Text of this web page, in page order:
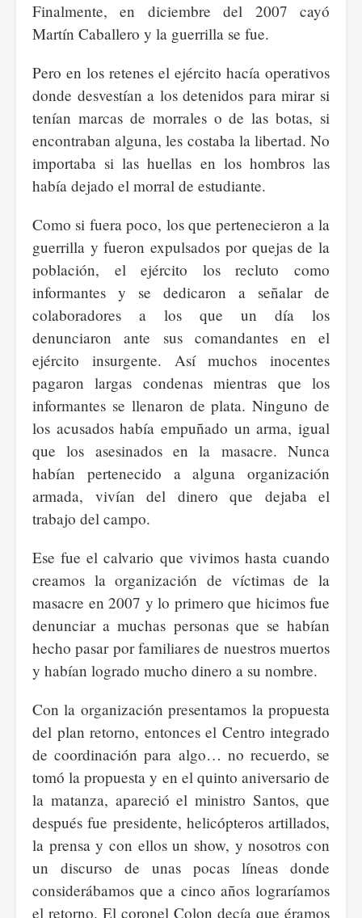
Finalmente, en diciembre del 2007 cayó
Martín Caballero y la guerrilla se fue.
Pero en los retenes el ejército hacía operativos
donde desvestían a los detenidos para mirar si
tenían marcas de morrales o de las botas, si
encontraban alguna, les costaba la libertad. No
importaba si las huellas en los hombros las
había dejado el morral de estudiante.
Como si fuera poco, los que pertenecieron a la
guerrilla y fueron expulsados por quejas de la
población, el ejército los recluto como
informantes y se dedicaron a señalar de
colaboradores a los que un día los
denunciaron ante sus comandantes en el
ejército insurgente. Así muchos inocentes
pagaron largas condenas mientras que los
informantes se llenaron de plata. Ninguno de
los acusados había empuñado un arma, igual
que los asesinados en la masacre. Nunca
habían pertenecido a alguna organización
armada, vivían del dinero que dejaba el
trabajo del campo.
Ese fue el calvario que vivimos hasta cuando
creamos la organización de víctimas de la
masacre en 2007 y lo primero que hicimos fue
denunciar a muchas personas que se habían
hecho pasar por familiares de nuestros muertos
y habían logrado mucho dinero a su nombre.
Con la organización presentamos la propuesta
del plan retorno, entonces el Centro integrado
de coordinación para algo… no recuerdo, se
tomó la propuesta y en el quinto aniversario de
la matanza, apareció el ministro Santos, que
después fue presidente, helicópteros artillados,
la prensa y con ellos un show, y nosotros con
un discurso de unas pocas líneas donde
considerábamos que a cinco años lograríamos
el retorno. El coronel Colon decía que éramos